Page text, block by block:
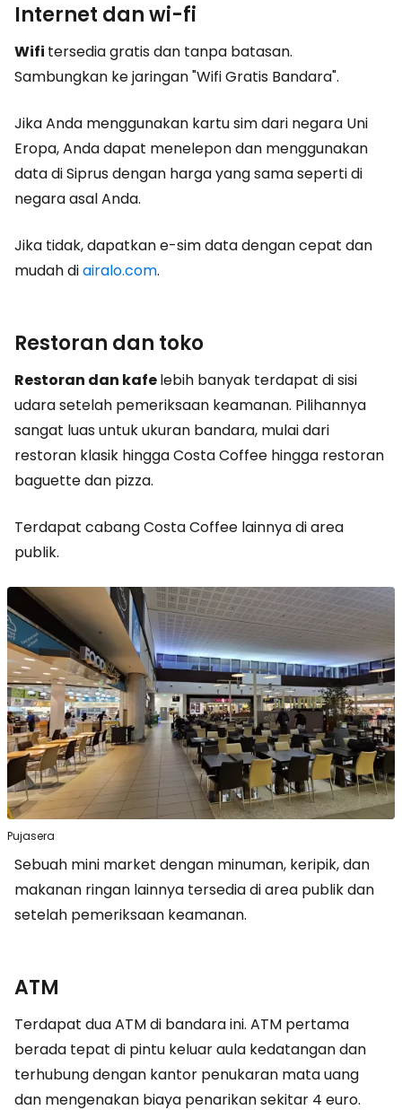
Internet dan wi-fi
Wifi tersedia gratis dan tanpa batasan.
Sambungkan ke jaringan "Wifi Gratis Bandara".
Jika Anda menggunakan kartu sim dari negara Uni
Eropa, Anda dapat menelepon dan menggunakan
data di Siprus dengan harga yang sama seperti di
negara asal Anda.
Jika tidak, dapatkan e-sim data dengan cepat dan
mudah diairalo.com.
Restoran dan toko
Restoran dan kafelebih banyak terdapat di sisi
udara setelah pemeriksaan keamanan. Pilihannya
sangat luas untuk ukuran bandara, mulai dari
restoran klasik hingga Costa Coffee hingga restoran
baguette dan pizza.
Terdapat cabang Costa Coffee lainnya di area
publik.
Pujasera
Sebuah mini market dengan minuman, keripik, dan
makanan ringan lainnya tersedia di area publik dan
setelah pemeriksaan keamanan.
ATM
Terdapat dua ATM di bandara ini. ATM pertama
berada tepat di pintu keluar aula kedatangan dan
terhubung dengan kantor penukaran mata uang
dan mengenakan biaya penarikan sekitar 4 euro.